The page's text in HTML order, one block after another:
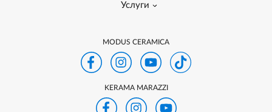
Услуги
MODUS CERAMICA
KERAMA MARAZZI